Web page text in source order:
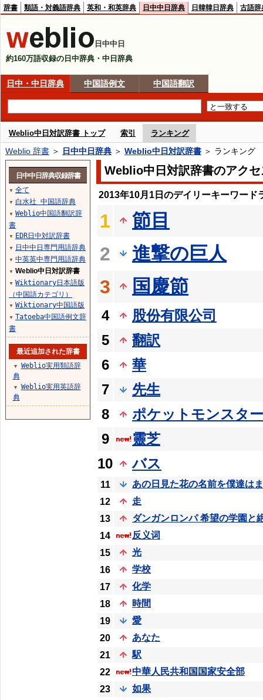
辞書 類語・対義語辞典 英和・和英辞典 日中中日辞典 日韓韓日辞典 古語辞
日中中日
約160万語収録の日中辞典・中日辞典
日中・中日辞典 中国語例文 中国語翻訳
Weblio中日対訳辞書 トップ 索引 ランキング
Weblio 辞書 ＞ 日中中日辞典 ＞ Weblio中日対訳辞書 ＞ ランキング
Weblio中日対訳辞書のアク
2013年10月1日のデイリーキーワード
1
節目
2
進撃の巨人
3
国慶節
4
股份有限公司
5
翻訳
6
華
7
先生
8
ポケットモンスター
9
靈芝
10
バス
11
あの日見た花の名前を僕達は
12
走
13
ダンガンロンパ 希望の学園と
14
反义词
15
光
16
学校
17
化学
18
時間
19
愛
20
あなた
21
駅
22
中華人民共和国国家安全部
23
如果
日中中日辞典収録辞書
▼ 全て
▼ 白水社 中国語辞典
▼ Weblio中国語翻訳辞
書
▼ EDR日中対訳辞書
▼ 日中中日専門用語辞典
▼ 中英英中専門用語辞典
▼ Weblio中日対訳辞書
▼ Wiktionary日本語版
（中国語カテゴリ）
▼ Wiktionary中国語版
▼ Tatoeba中国語例文辞
書
最近追加された辞書
▼
Weblio実用類語辞
典
▼
Weblio実用英語辞
典